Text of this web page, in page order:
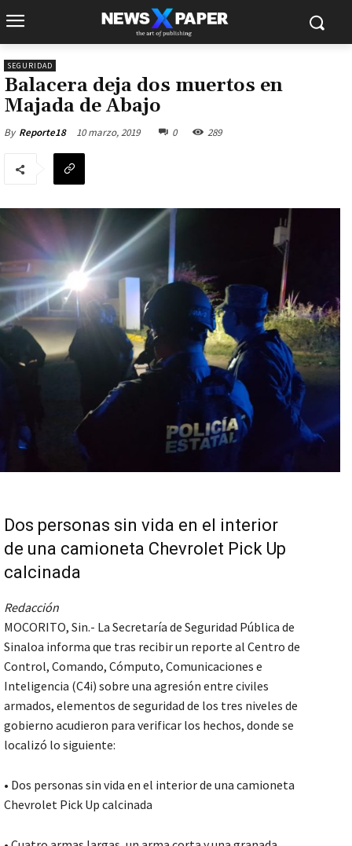
SEGURIDAD
Balacera deja dos muertos en
Majada de Abajo
By Reporte18 10 marzo, 2019 0 289
Dos personas sin vida en el interior
de una camioneta Chevrolet Pick Up
calcinada
Redacción
MOCORITO, Sin.- La Secretaría de Seguridad Pública de
Sinaloa informa que tras recibir un reporte al Centro de
Control, Comando, Cómputo, Comunicaciones e
Inteligencia (C4i) sobre una agresión entre civiles
armados, elementos de seguridad de los tres niveles de
gobierno acudieron para verificar los hechos, donde se
localizó lo siguiente:
• Dos personas sin vida en el interior de una camioneta
Chevrolet Pick Up calcinada